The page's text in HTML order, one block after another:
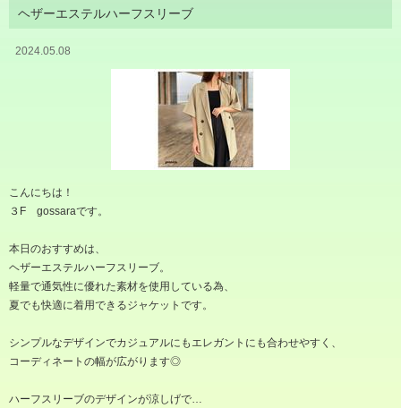
ヘザーエステルハーフスリーブ
2024.05.08
こんにちは！
３F gossaraです。
本日のおすすめは、
ヘザーエステルハーフスリーブ。
軽量で通気性に優れた素材を使用している為、
夏でも快適に着用できるジャケットです。
シンプルなデザインでカジュアルにもエレガントにも合わせやすく、
コーディネートの幅が広がります◎
ハーフスリーブのデザインが涼しげで…